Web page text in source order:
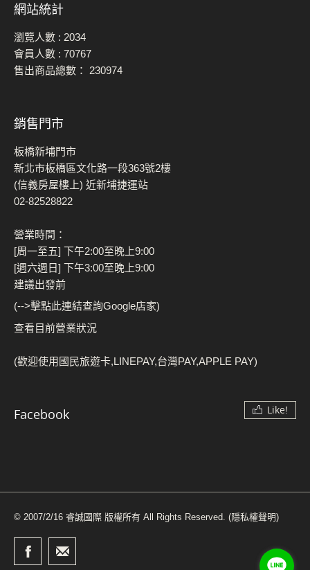
網站統計
瀏覽人數 : 2034
會員人數 : 70767
售出商品總數： 230974
銷售門市
板橋新埔門市
新北市板橋區文化路一段363號2樓
(信義房屋樓上) 近新埔捷運站
02-82528822
營業時間：
[周一至五] 下午2:00至晚上9:00
[週六週日] 下午3:00至晚上9:00
建議出發前
(-->擊點此連結查詢Google店家)
查看目前營業狀況
(歡迎使用國民旅遊卡,LINEPAY,台灣PAY,APPLE PAY)
Facebook Like!
© 2007/2/16 睿誠國際 版權所有 All Rights Reserved. (隱私權聲明)